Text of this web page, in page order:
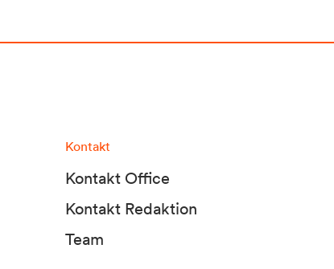
Kontakt
Kontakt Office
Kontakt Redaktion
Team